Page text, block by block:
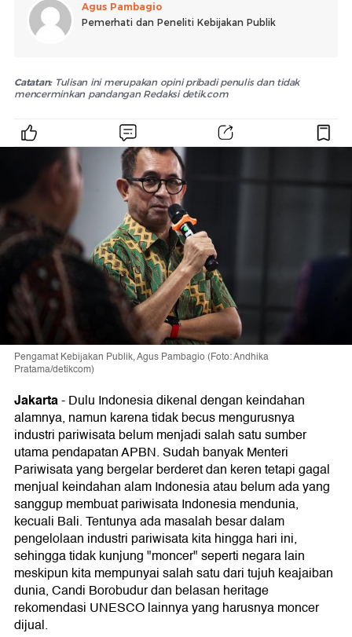
Agus Pambagio
Pemerhati dan Peneliti Kebijakan Publik
Catatan:Tulisan ini merupakan opini pribadi penulis dan tidak
mencerminkan pandangan Redaksi detik.com
Pengamat Kebijakan Publik, Agus Pambagio (Foto: Andhika
Pratama/detikcom)
Jakarta-Dulu Indonesia dikenal dengan keindahan
alamnya, namun karena tidak becus mengurusnya
industri pariwisata belum menjadi salah satu sumber
utama pendapatan APBN. Sudah banyak Menteri
Pariwisata yang bergelar berderet dan keren tetapi gagal
menjual keindahan alam Indonesia atau belum ada yang
sanggup membuat pariwisata Indonesia mendunia,
kecuali Bali. Tentunya ada masalah besar dalam
pengelolaan industri pariwisata kita hingga hari ini,
sehingga tidak kunjung "moncer" seperti negara lain
meskipun kita mempunyai salah satu dari tujuh keajaiban
dunia, Candi Borobudur dan belasan heritage
rekomendasi UNESCO lainnya yang harusnya moncer
dijual.